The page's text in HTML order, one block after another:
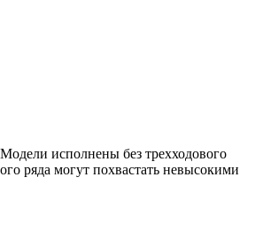
исполнены без трехходового
ряда могут похвастать невысокими